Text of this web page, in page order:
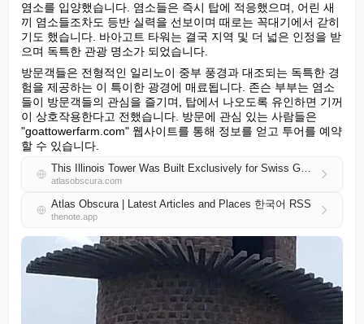
염소를 입양했습니다. 염소들은 즉시 탑에 적응했으며, 어린 새
끼 염소들조차도 등반 실력을 선보이며 때로는 꼭대기에서 갇히
기도 했습니다. 바아고트 타워는 결국 지역 및 더 넓은 인정을 받
으며 독특한 관광 명소가 되었습니다.
방문객들은 전형적인 일리노이 중부 풍경과 대조되는 독특한 경
험을 제공하는 이 특이한 광경에 매료됩니다. 존슨 부부는 염소
들이 방문객들의 관심을 즐기며, 탑에서 나오도록 유인하면 기꺼
이 상호작용한다고 전했습니다. 방문에 관심 있는 사람들은
"goattowerfarm.com" 웹사이트를 통해 정보를 얻고 투어를 예약
할 수 있습니다.
This Illinois Tower Was Built Exclusively for Swiss Goats
atlasobscura.com
Atlas Obscura | Latest Articles and Places 한국어 RSS
thenote.app